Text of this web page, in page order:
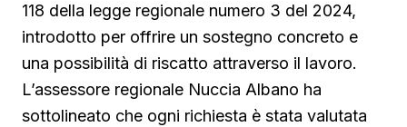
118 della legge regionale numero 3 del 2024,
introdotto per offrire un sostegno concreto e
una possibilità di riscatto attraverso il lavoro.
L’assessore regionale Nuccia Albano ha
sottolineato che ogni richiesta è stata valutata